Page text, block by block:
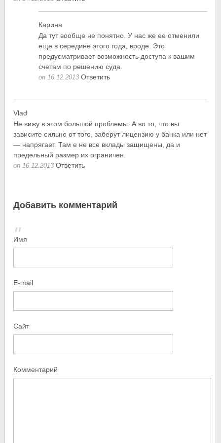
Карина
Да тут вообще не понятно. У нас же ее отменили
еще в середине этого года, вроде. Это
предусматривает возможность доступа к вашим
счетам по решению суда.
on 16.12.2013 Ответить
Vlad
Не вижу в этом большой проблемы. А во то, что вы
зависите сильно от того, заберут лицензию у банка или нет
— напрягает. Там е не все вклады защищены, да и
предельный размер их ограничен.
on 16.12.2013 Ответить
Добавить комментарий
Имя
E-mail
Сайт
Комментарий